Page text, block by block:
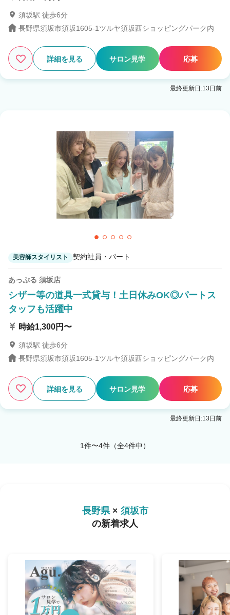
須坂駅 徒歩6分
長野県須坂市須坂1605-1ツルヤ須坂西ショッピングパーク内
詳細を見る サロン見学 応募
最終更新日:13日前
美容師スタイリスト 契約社員・パート
あっぷる 須坂店
シザー等の道具一式貸与！土日休みOK◎パートス
タッフも活躍中
時給1,300円〜
須坂駅 徒歩6分
長野県須坂市須坂1605-1ツルヤ須坂西ショッピングパーク内
詳細を見る サロン見学 応募
最終更新日:13日前
1件〜4件（全4件中）
長野県× 須坂市
の新着求人